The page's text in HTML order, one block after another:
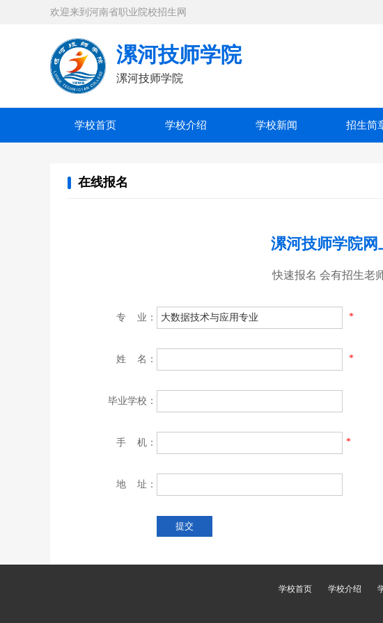
欢迎来到河南省职业院校招生网
漯河技师学院
漯河技师学院
学校首页 学校介绍 学校新闻 招生简
在线报名
漯河技师学院网
快速报名 会有招生老
专 业： *
姓 名： *
毕业学校：
手 机： *
地 址：
学校首页 学校介绍